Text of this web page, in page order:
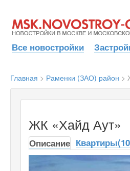
Все новостройки
Главная > Раменки (ЗАО) район >
ЖК «Хайд Аут»
Описание